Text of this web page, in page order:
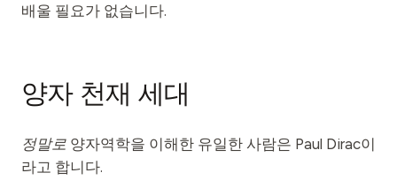
배울 필요가 없습니다.
양자 천재 세대
정말로 양자역학을 이해한 유일한 사람은 Paul Dirac이
라고 합니다.